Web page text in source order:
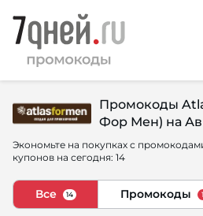
Промокоды
Фор Мен) на
Экономьте на покупках с
купонов на сегодня: 14
Все 14 Промокоды 1